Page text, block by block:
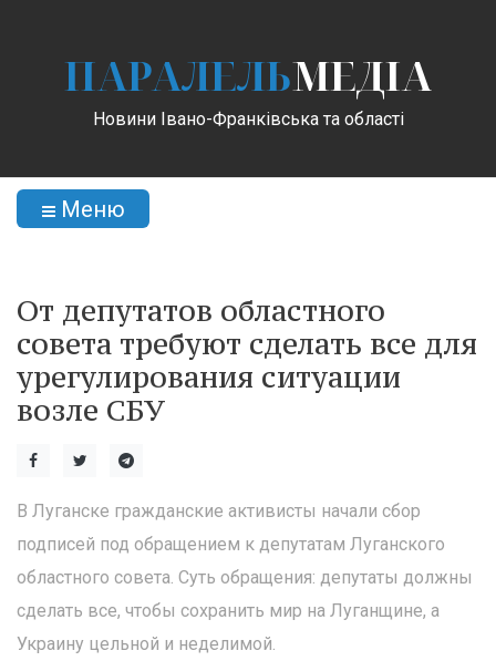
ПАРАЛЕЛЬМЕДІА
Новини Івано-Франківська та області
Меню
От депутатов областного
совета требуют сделать все для
урегулирования ситуации
возле СБУ
В Луганске гражданские активисты начали сбор
подписей под обращением к депутатам Луганского
областного совета. Суть обращения: депутаты должны
сделать все, чтобы сохранить мир на Луганщине, а
Украину цельной и неделимой.